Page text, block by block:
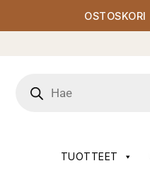
OSTOSKORI
search
TUOTTEET